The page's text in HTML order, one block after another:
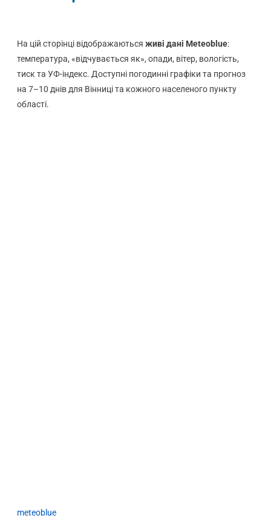
На цій сторінці відображаються живі дані Meteoblue:
температура, «відчувається як», опади, вітер, вологість,
тиск та УФ-індекс. Доступні погодинні графіки та прогноз
на 7–10 днів для Вінниці та кожного населеного пункту
області.
meteoblue